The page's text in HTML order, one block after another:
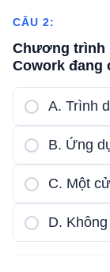
CÂU 2:
Chương trình
Cowork đang
A. Trình
B. Ứng
C. Một
D.